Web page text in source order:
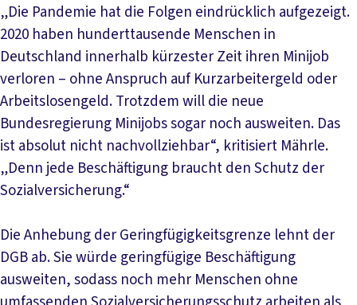
„Die Pandemie hat die Folgen eindrücklich aufgezeigt.
2020 haben hunderttausende Menschen in
Deutschland innerhalb kürzester Zeit ihren Minijob
verloren – ohne Anspruch auf Kurzarbeitergeld oder
Arbeitslosengeld. Trotzdem will die neue
Bundesregierung Minijobs sogar noch ausweiten. Das
ist absolut nicht nachvollziehbar“, kritisiert Mährle.
„Denn jede Beschäftigung braucht den Schutz der
Sozialversicherung.“
Die Anhebung der Geringfügigkeitsgrenze lehnt der
DGB ab. Sie würde geringfügige Beschäftigung
ausweiten, sodass noch mehr Menschen ohne